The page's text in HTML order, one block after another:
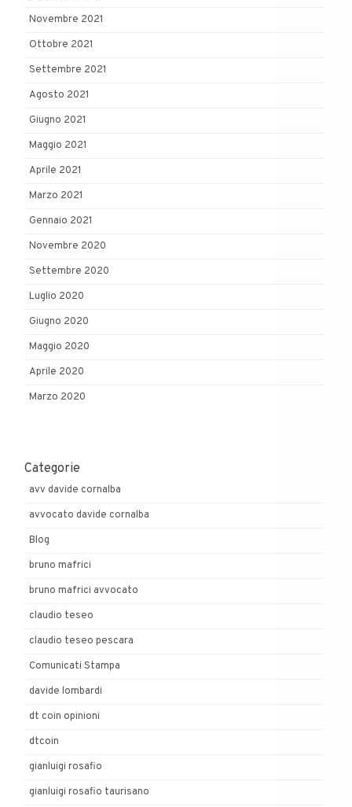
Novembre 2021
Ottobre 2021
Settembre 2021
Agosto 2021
Giugno 2021
Maggio 2021
Aprile 2021
Marzo 2021
Gennaio 2021
Novembre 2020
Settembre 2020
Luglio 2020
Giugno 2020
Maggio 2020
Aprile 2020
Marzo 2020
Categorie
avv davide cornalba
avvocato davide cornalba
Blog
bruno mafrici
bruno mafrici avvocato
claudio teseo
claudio teseo pescara
Comunicati Stampa
davide lombardi
dt coin opinioni
dtcoin
gianluigi rosafio
gianluigi rosafio taurisano